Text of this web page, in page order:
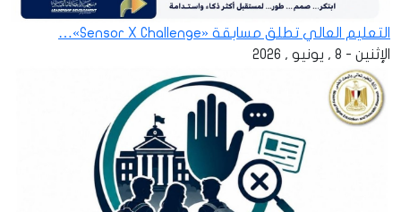
التعليم العالي تطلق مسابقة «Sensor X Challenge»…
الإثنين - 8 , يونيو , 2026